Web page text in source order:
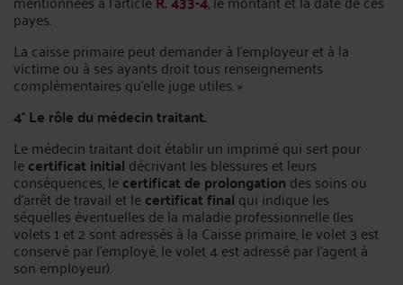
payes.
La caisse primaire peut demander à l'employeur et à la
victime ou à ses ayants droit tous renseignements
complémentaires qu'elle juge utiles. »
4° Le rôle du médecin traitant.
Le médecin traitant doit établir un imprimé qui sert pour
lecertificat initial décrivant les blessures et leurs
conséquences, lecertificat de prolongation des soins ou
d’arrêt de travail et lecertificat final qui indique les
séquelles éventuelles de la maladie professionnelle (les
volets 1 et 2 sont adressés à la Caisse primaire, le volet 3 est
conservé par l’employé, le volet 4 est adressé par l’agent à
son employeur).